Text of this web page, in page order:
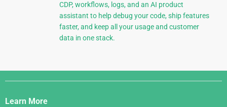
CDP, workflows, logs, and an AI product
assistant to help debug your code, ship features
faster, and keep all your usage and customer
data in one stack.
Django
Links
Learn More